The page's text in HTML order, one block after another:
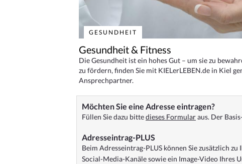
GESUNDHEIT
Gesundheit & Fitness
Die Gesundheit ist ein hohes Gut – um sie zu
zu fördern, finden Sie mit KIELerLEBEN.de in Kiel
Ansprechpartner.
Möchten Sie eine Adresse eintragen?
Füllen Sie dazu bittedieses Formularaus. Der
Adresseintrag-PLUS
Beim Adresseintrag-PLUS können Sie zusätzlich
Social-Media-Kanäle sowie ein Image-Video Ihres